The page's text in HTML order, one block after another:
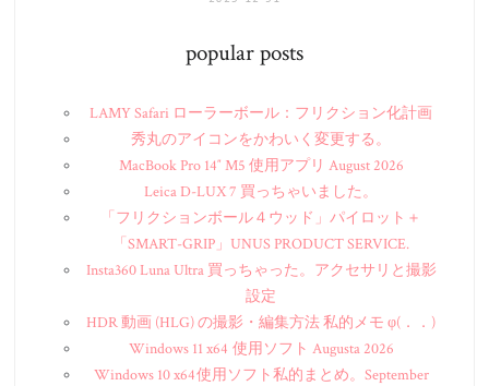
popular posts
LAMY Safari ローラーボール：フリクション化計画
秀丸のアイコンをかわいく変更する。
MacBook Pro 14″ M5 使用アプリ August 2026
Leica D-LUX 7 買っちゃいました。
「フリクションボール４ウッド」パイロット＋
「SMART-GRIP」UNUS PRODUCT SERVICE.
Insta360 Luna Ultra 買っちゃった。アクセサリと撮影
設定
HDR 動画 (HLG) の撮影・編集方法 私的メモ φ(．．)
Windows 11 x64 使用ソフト Augusta 2026
Windows 10 x64 使用ソフト私的まとめ。September